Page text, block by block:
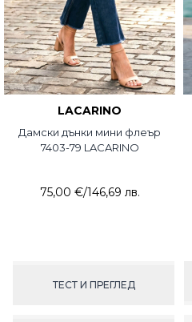
LACARINO
Дамски дънки мини флеър
7403-79 LACARINO
75,00 €/146,69 лв.
ТЕСТ И ПРЕГЛЕД